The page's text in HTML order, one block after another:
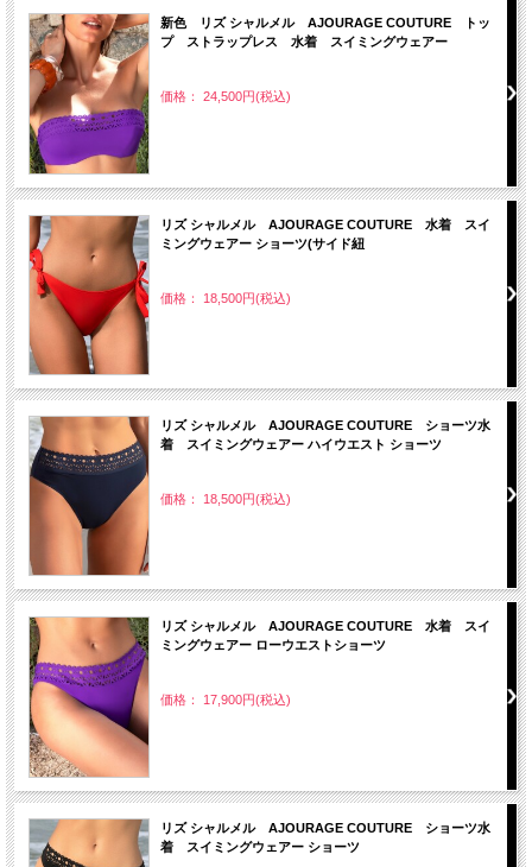
新色 リズ シャルメル AJOURAGE COUTURE トッ
プ ストラップレス 水着 スイミングウェアー
価格： 24,500円(税込)
リズ シャルメル AJOURAGE COUTURE 水着 スイ
ミングウェアー ショーツ(サイド紐
価格： 18,500円(税込)
リズ シャルメル AJOURAGE COUTURE ショーツ水
着 スイミングウェアー ハイウエスト ショーツ
価格： 18,500円(税込)
リズ シャルメル AJOURAGE COUTURE 水着 スイ
ミングウェアー ローウエストショーツ
価格： 17,900円(税込)
リズ シャルメル AJOURAGE COUTURE ショーツ水
着 スイミングウェアー ショーツ